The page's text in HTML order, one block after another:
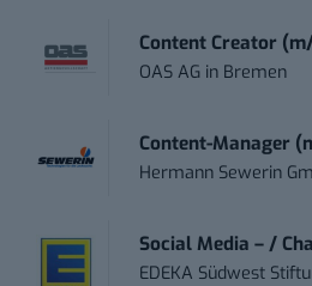
Content Creator
OAS AG in Bremen
Content-Manager
Hermann Sewerin
Social Media – /
EDEKA Südwest